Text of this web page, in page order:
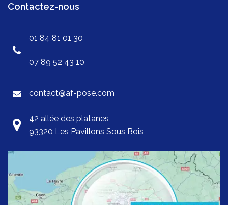
Contactez-nous
01 84 81 01 30
07 89 52 43 10
contact@af-pose.com
42 allée des platanes
93320 Les Pavillons Sous Bois